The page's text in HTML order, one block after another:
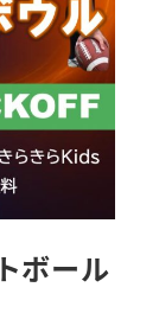
ボール